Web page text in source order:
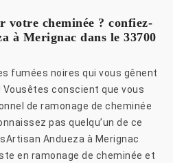
votre cheminée ? confiez-
à Merignac dans le 33700
fumées noires qui vous gênent
Vousêtes conscient que vous
de ramonage de cheminée
pas quelqu’un de ce
Andueza à Merignac
en ramonage de cheminée et